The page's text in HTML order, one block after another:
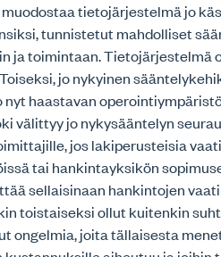
tietojärjestelmä jo
tunnistetut mahdolliset
ja toimintaan. Tietojärjestelmä
jo nykyinen
haastavan
välittyy jo nykysääntelyn
jos lakiperusteisia
tai hankintayksikön
sellaisinaan hankintojen
toistaiseksi ollut kuitenkin
ongelmia, joita tällaisesta